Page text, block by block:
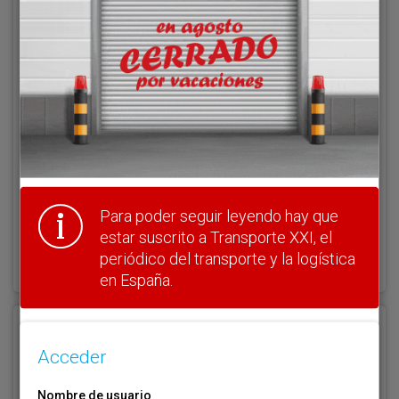
Acceder
Nombre de usuario
¿Olvidó su clave?
Haga clic aquí para recuperarla.
Para poder seguir leyendo hay que
estar suscrito a Transporte XXI, el
periódico del transporte y la logística
en España.
Acceder
Nombre de usuario